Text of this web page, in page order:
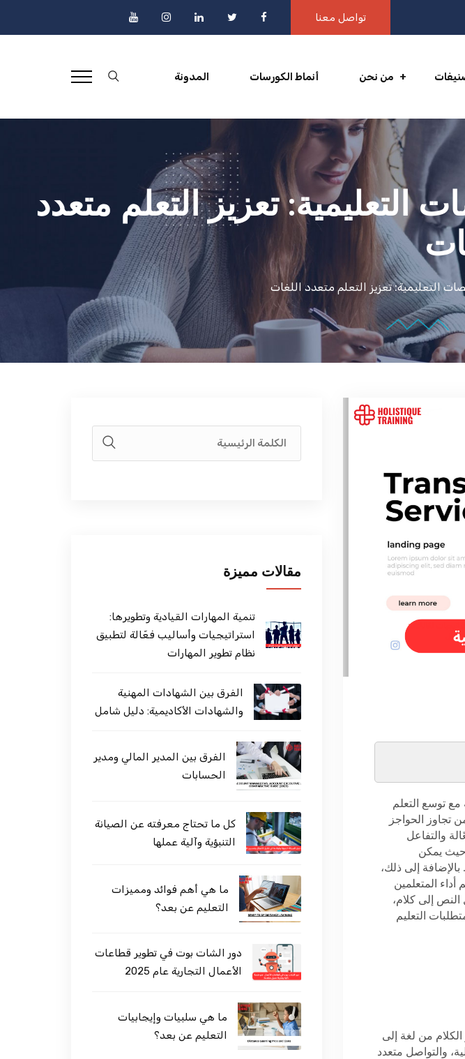
تواصل معنا
من نحن أنماط الكورسات المدونة
التعليمية: تعزيز التعلم متعدد
التعليمية: تعزيز التعلم متعدد اللغات
مع توسع التعلم
تجاوز الحواجز
والتفاعل
حيث يمكن
إلى ذلك،
المتعلمين
إلى كلام،
التعليم
من لغة إلى
والتواصل متعدد
مقالات مميزة
تنمية المهارات القيادية وتطويرها:
استراتيجيات وأساليب فعّالة لتطبيق
نظام تطوير المهارات
الفرق بين الشهادات المهنية
والشهادات الأكاديمية: دليل شامل
الفرق بين المدير المالي ومدير
الحسابات
كل ما تحتاج معرفته عن الصيانة
التنبؤية وآلية عملها
ما هي أهم فوائد ومميزات
التعليم عن بعد؟
دور الشات بوت في تطوير قطاعات
الأعمال التجارية عام 2025
ما هي سلبيات وإيجابيات
التعليم عن بعد؟